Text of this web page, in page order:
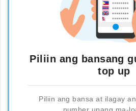
Piliin ang bansang
top up
Piliin ang bansa at ilagay
number upang ma-